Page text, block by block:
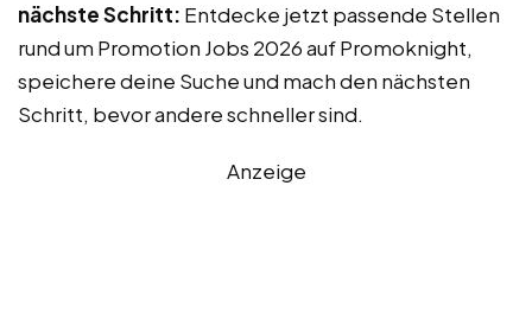
nächste Schritt: Entdecke jetzt passende Stellen
rund um Promotion Jobs 2026 auf Promoknight,
speichere deine Suche und mach den nächsten
Schritt, bevor andere schneller sind.
Anzeige